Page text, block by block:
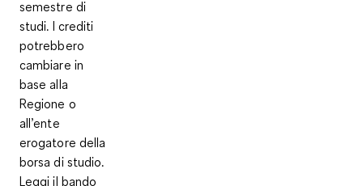
semestre di
studi. I crediti
potrebbero
cambiare in
base alla
Regione o
all’ente
erogatore della
borsa di studio.
Leggi il bando